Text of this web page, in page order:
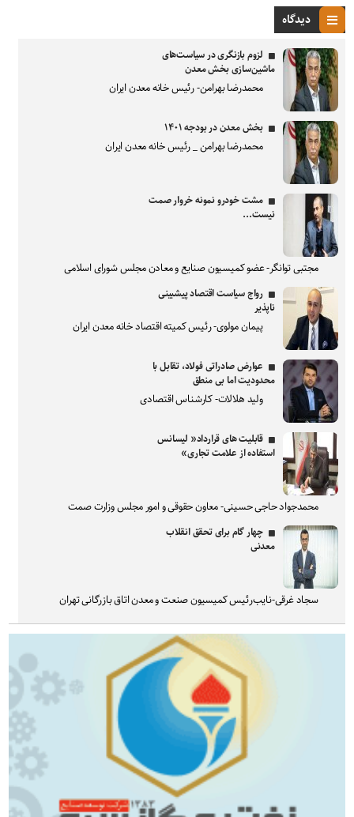
دیدگاه
لزوم بازنگری در سیاست‌های
ماشین‌سازی بخش معدن
محمدرضا بهرامن- رئیس خانه معدن ایران
بخش معدن در بودجه ۱۴۰۱
محمدرضا بهرامن _ رئیس خانه معدن ایران
مشت خودرو نمونه خروار صمت
نیست...
مجتبی توانگر- عضو کمیسیون صنایع و معادن مجلس شورای اسلامی
رواج سیاست اقتصاد پیشبینی
ناپذیر
پیمان مولوی- رئیس کمیته اقتصاد خانه معدن ایران
عوارض صادراتی فولاد، تقابل با
محدودیت اما بی منطق
ولید هلالات- کارشناس اقتصادی
قابلیت های قرارداد« لیسانس
استفاده از علامت تجاری»
محمدجواد حاجی حسینی- معاون حقوقی و امور مجلس وزارت صمت
چهار گام برای تحقق انقلاب
معدنی
سجاد غرقی-نایب‌رئیس کمیسیون صنعت و معدن اتاق بازرگانی تهران